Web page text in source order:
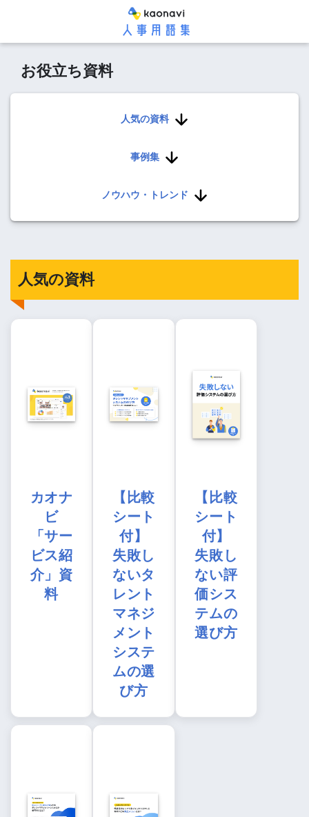
お役立ち資料
人気の資料
事例集
ノウハウ・トレンド
人気の資料
カオナ
ビ
「サー
ビス紹
介」資
料
【比較
シート
付】
失敗し
ないタ
レント
マネジ
メント
システ
ムの選
び方
【比較
シート
付】
失敗し
ない評
価シス
テムの
選び方